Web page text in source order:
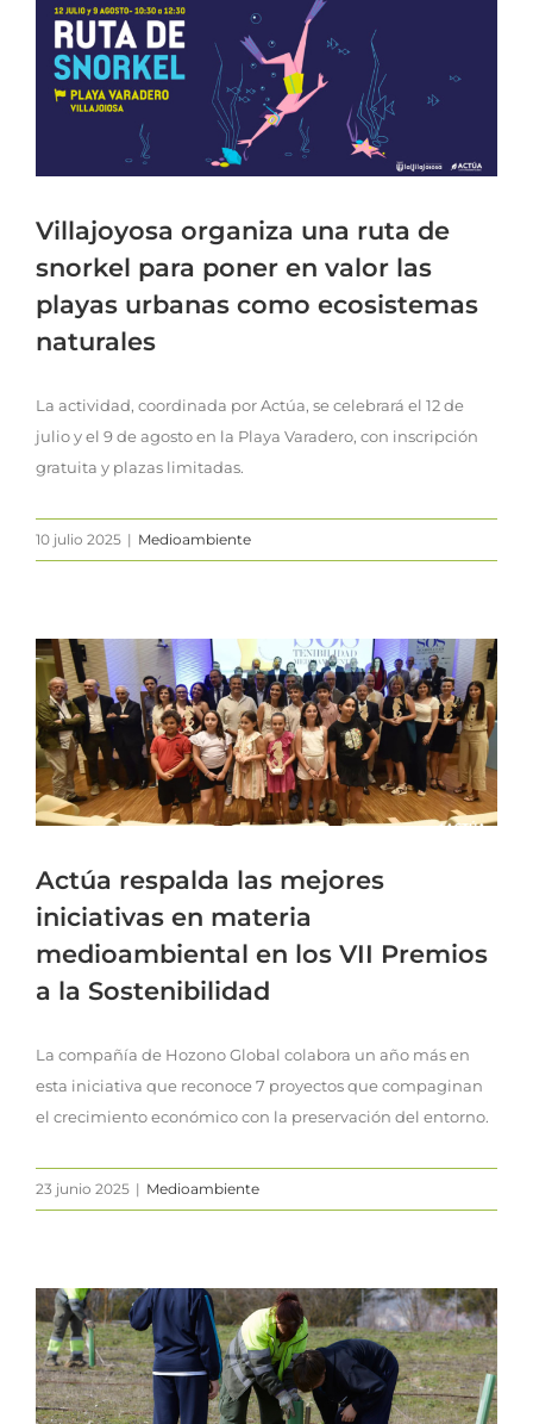
Villajoyosa organiza una ruta de
snorkel para poner en valor las
playas urbanas como ecosistemas
naturales
La actividad, coordinada por Actúa, se celebrará el 12 de
julio y el 9 de agosto en la Playa Varadero, con inscripción
gratuita y plazas limitadas.
10 julio 2025 | Medioambiente
Actúa respalda las mejores
iniciativas en materia
medioambiental en los VII Premios
a la Sostenibilidad
La compañía de Hozono Global colabora un año más en
esta iniciativa que reconoce 7 proyectos que compaginan
el crecimiento económico con la preservación del entorno.
23 junio 2025 | Medioambiente